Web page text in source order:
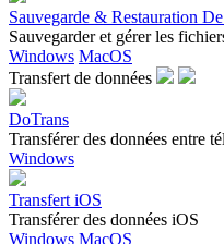
Sauvegarde & Restauration
Sauvegarder et gérer les
Windows MacOS
Transfert de données
DoTrans
Transférer des données entre
Windows
Transfert iOS
Transférer des données iOS
Windows MacOS